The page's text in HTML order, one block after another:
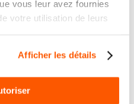
vous leur avez fournies
votre utilisation de leurs
Afficher les détails